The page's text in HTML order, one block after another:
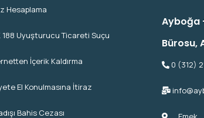
Hesaplama
188 Uyuşturucu Ticareti Suçu
İçerik Kaldırma
El Konulmasına İtiraz
Bahis Cezası
Ayboğa
Bürosu,
0 (312)